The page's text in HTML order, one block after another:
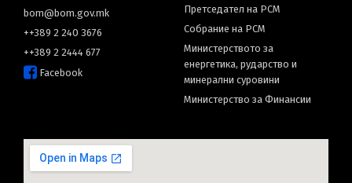
bom@bom.gov.mk
++389 2 240 3676
++389 2 2444 677
Facebook
Претседател на РСМ
Собрание на РСМ
Министерството за
енергетика, рударство и
минерални суровини
Министерство за Финансии